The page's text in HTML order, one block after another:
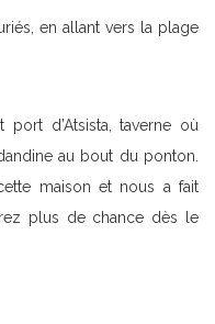
en allant vers la plage
d’Atsista, taverne où
au bout du ponton.
maison et nous a fait
plus de chance dès le